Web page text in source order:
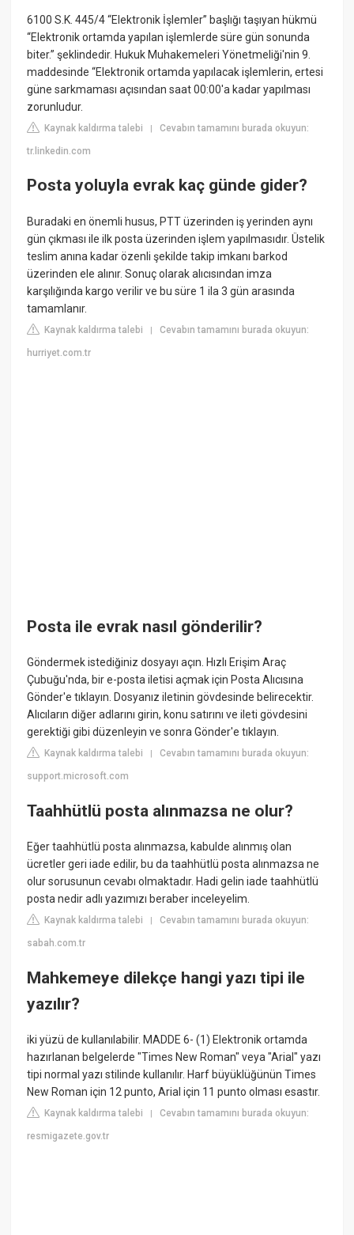
6100 S.K. 445/4 “Elektronik İşlemler” başlığı taşıyan hükmü
“Elektronik ortamda yapılan işlemlerde süre gün sonunda
biter.” şeklindedir. Hukuk Muhakemeleri Yönetmeliği'nin 9.
maddesinde “Elektronik ortamda yapılacak işlemlerin, ertesi
güne sarkmaması açısından saat 00:00'a kadar yapılması
zorunludur.
Kaynak kaldırma talebi |Cevabın tamamını burada okuyun:
tr.linkedin.com
Posta yoluyla evrak kaç günde gider?
Buradaki en önemli husus, PTT üzerinden iş yerinden aynı
gün çıkması ile ilk posta üzerinden işlem yapılmasıdır. Üstelik
teslim anına kadar özenli şekilde takip imkanı barkod
üzerinden ele alınır. Sonuç olarak alıcısından imza
karşılığında kargo verilir ve bu süre 1 ila 3 gün arasında
tamamlanır.
Kaynak kaldırma talebi |Cevabın tamamını burada okuyun:
hurriyet.com.tr
Posta ile evrak nasıl gönderilir?
Göndermek istediğiniz dosyayı açın. Hızlı Erişim Araç
Çubuğu'nda, bir e-posta iletisi açmak için Posta Alıcısına
Gönder'e tıklayın. Dosyanız iletinin gövdesinde belirecektir.
Alıcıların diğer adlarını girin, konu satırını ve ileti gövdesini
gerektiği gibi düzenleyin ve sonra Gönder'e tıklayın.
Kaynak kaldırma talebi |Cevabın tamamını burada okuyun:
support.microsoft.com
Taahhütlü posta alınmazsa ne olur?
Eğer taahhütlü posta alınmazsa, kabulde alınmış olan
ücretler geri iade edilir, bu da taahhütlü posta alınmazsa ne
olur sorusunun cevabı olmaktadır. Hadi gelin iade taahhütlü
posta nedir adlı yazımızı beraber inceleyelim.
Kaynak kaldırma talebi |Cevabın tamamını burada okuyun:
sabah.com.tr
Mahkemeye dilekçe hangi yazı tipi ile
yazılır?
iki yüzü de kullanılabilir. MADDE 6- (1) Elektronik ortamda
hazırlanan belgelerde "Times New Roman" veya "Arial" yazı
tipi normal yazı stilinde kullanılır. Harf büyüklüğünün Times
New Roman için 12 punto, Arial için 11 punto olması esastır.
Kaynak kaldırma talebi |Cevabın tamamını burada okuyun:
resmigazete.gov.tr